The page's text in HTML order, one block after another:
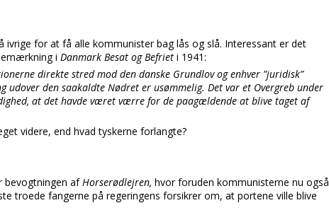
ivrige for at få alle kommunister bag lås og slå. Interessant er det
i Danmark Besat og Befriet i 1941:
direkte stred mod den danske Grundlov og enhver ”juridisk”
udover den saakaldte Nødret er usømmelig. Det var et Overgreb under
at det havde været værre for de paagældende at blive taget af
videre, end hvad tyskerne forlangte?
bevogtningen afHorserødlejren, hvor foruden kommunisterne nu også
troede fangerne på regeringens forsikrer om, at portene ville blive